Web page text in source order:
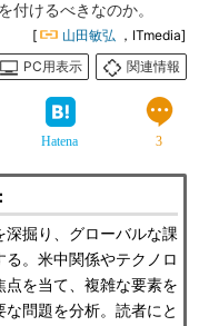
付けるべきなのか。
[ 山田敏弘 ，ITmedia]
PC用表示
関連情報
Hatena 3
掘り、グローバルな課
。米中関係やテクノロ
を当て、複雑な要素を
問題を分析。読者にと